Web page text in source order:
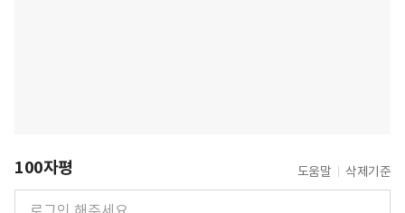
100자평 도움말 삭제기준